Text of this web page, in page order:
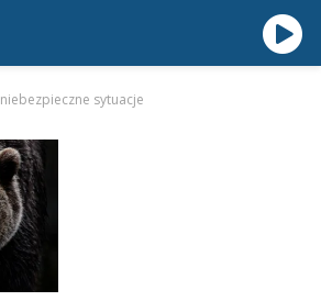
niebezpieczne sytuacje